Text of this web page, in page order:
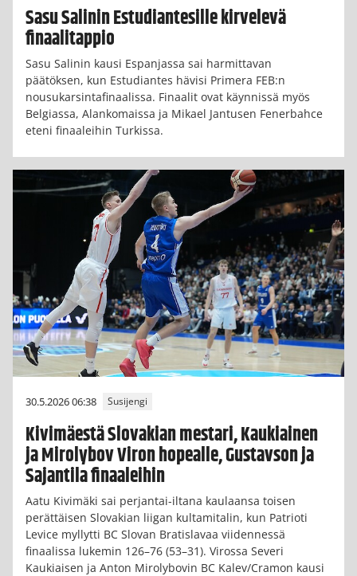
Sasu Salinin Estudiantesille kirvelevä
finaalitappio
Sasu Salinin kausi Espanjassa sai harmittavan
päätöksen, kun Estudiantes hävisi Primera FEB:n
nousukarsintafinaalissa. Finaalit ovat käynnissä myös
Belgiassa, Alankomaissa ja Mikael Jantusen Fenerbahce
eteni finaaleihin Turkissa.
30.5.2026 06:38 Susijengi
Kivimäestä Slovakian mestari, Kaukiainen
ja Mirolybov Viron hopealle, Gustavson ja
Sajantila finaaleihin
Aatu Kivimäki sai perjantai-iltana kaulaansa toisen
perättäisen Slovakian liigan kultamitalin, kun Patrioti
Levice myllytti BC Slovan Bratislavaa viidennessä
finaalissa lukemin 126–76 (53–31). Virossa Severi
Kaukiaisen ja Anton Mirolybovin BC Kalev/Cramon kausi